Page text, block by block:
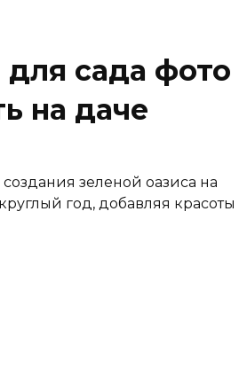
для сада фото
на даче
зеленой оазиса на
год, добавляя красоты